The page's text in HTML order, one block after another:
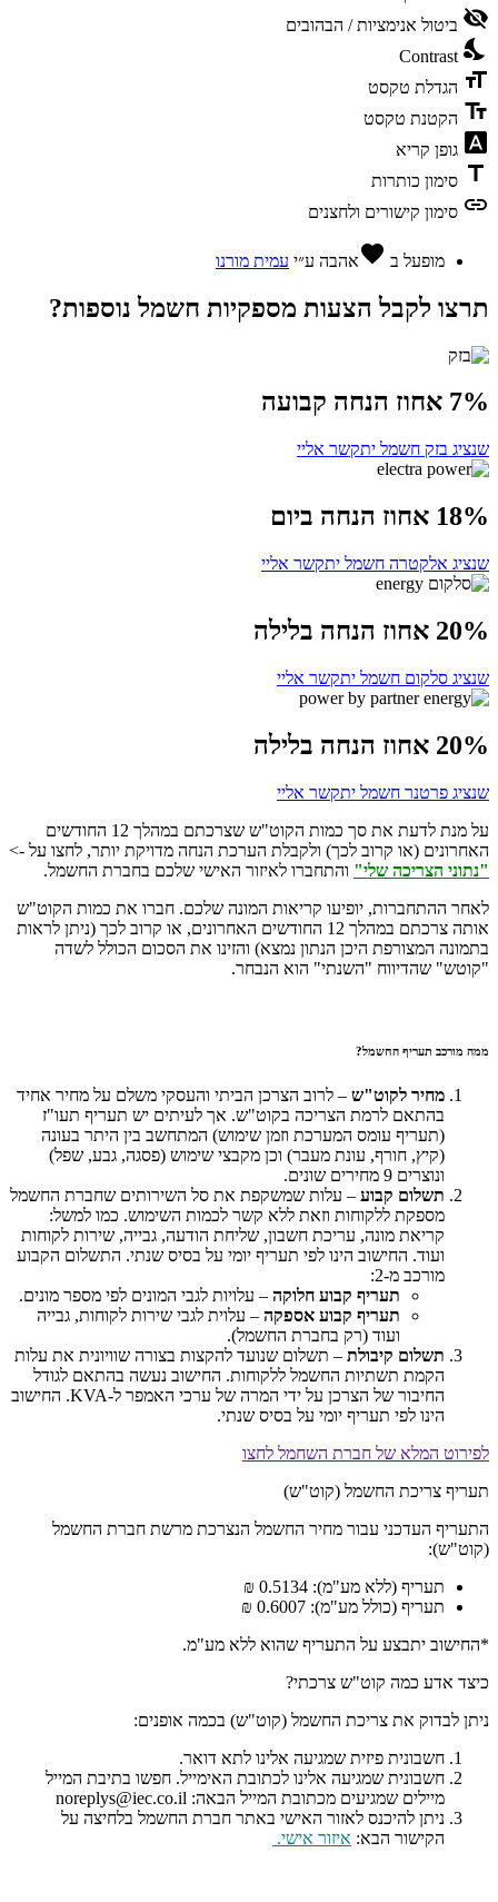
visibility_off ביטול אנימציות / הבהובים
nights_stay
Contrast
format_size הגדלת טקסט
text_fields הקטנת טקסט
font_download גופן קריא
title סימון כותרות
link סימון קישורים ולחצנים
מופעל ב favoriteאהבה ע״י עמית מורנו
תרצו לקבל הצעות מספקיות חשמל נוספות?
7% אחוז הנחה קבועה
שנציג בזק חשמל יתקשר אליי
18% אחוז הנחה ביום
שנציג אלקטרה חשמל יתקשר אליי
20% אחוז הנחה בלילה
שנציג סלקום חשמל יתקשר אליי
20% אחוז הנחה בלילה
שנציג פרטנר חשמל יתקשר אליי
על מנת לדעת את סך כמות הקוט"ש שצרכתם במהלך 12 החודשים
האחרונים (או קרוב לכך) ולקבלת הערכת הנחה מדויקת יותר, לחצו על ->
"נתוני הצריכה שלי" והתחברו לאיזור האישי שלכם בחברת החשמל.
לאחר ההתחברות, יופיעו קריאות המונה שלכם. חברו את כמות הקוט"ש
אותה צרכתם במהלך 12 החודשים האחרונים, או קרוב לכך (ניתן לראות
בתמונה המצורפת היכן הנתון נמצא) והזינו את הסכום הכולל לשדה
"קוטש" שהדיווח "השנתי" הוא הנבחר.
ממה מורכב תעריף החשמל?
מחיר לקוט"ש – לרוב הצרכן הביתי והעסקי משלם על מחיר אחיד
בהתאם לרמת הצריכה בקוט"ש. אך לעיתים יש תעריף תעו"ז
(תעריף עומס המערכת וזמן שימוש) המתחשב בין היתר בעונה
(קיץ, חורף, עונת מעבר) וכן מקבצי שימוש (פסגה, גבע, שפל)
ונוצרים 9 מחירים שונים.
תשלום קבוע – עלות שמשקפת את סל השירותים שחברת החשמל
מספקת ללקוחות וזאת ללא קשר לכמות השימוש. כמו למשל:
קריאת מונה, עריכת חשבון, שליחת הודעה, גבייה, שירות לקוחות
ועוד. החישוב הינו לפי תעריף יומי על בסיס שנתי. התשלום הקבוע
מורכב מ-2:
תעריף קבוע חלוקה – עלויות לגבי המונים לפי מספר מונים.
תעריף קבוע אספקה – עלוית לגבי שירות לקוחות, גבייה
ועוד (רק בחברת החשמל).
תשלום קיבולת – תשלום שנועד להקצות בצורה שוויונית את עלות
הקמת תשתיות החשמל ללקוחות. החישוב נעשה בהתאם לגודל
החיבור של הצרכן על ידי המרה של ערכי האמפר ל-KVA. החישוב
הינו לפי תעריף יומי על בסיס שנתי.
לפירוט המלא של חברת השחמל לחצו
תעריף צריכת החשמל (קוט"ש)
התעריף העדכני עבור מחיר החשמל הנצרכת מרשת חברת החשמל
(קוט"ש):
תעריף (ללא מע"מ): 0.5134 ₪
תעריף (כולל מע"מ): 0.6007 ₪
*החישוב יתבצע על התעריף שהוא ללא מע"מ.
כיצד אדע כמה קוט"ש צרכתי?
ניתן לבדוק את צריכת החשמל (קוט"ש) בכמה אופנים:
חשבונית פיזית שמגיעה אלינו לתא דואר.
חשבונית שמגיעה אלינו לכתובת האימייל. חפשו בתיבת המייל
מיילים שמגיעים מכתובת המייל הבאה: noreplys@iec.co.il
ניתן להיכנס לאזור האישי באתר חברת החשמל בלחיצה על
הקישור הבא: איזור אישי.